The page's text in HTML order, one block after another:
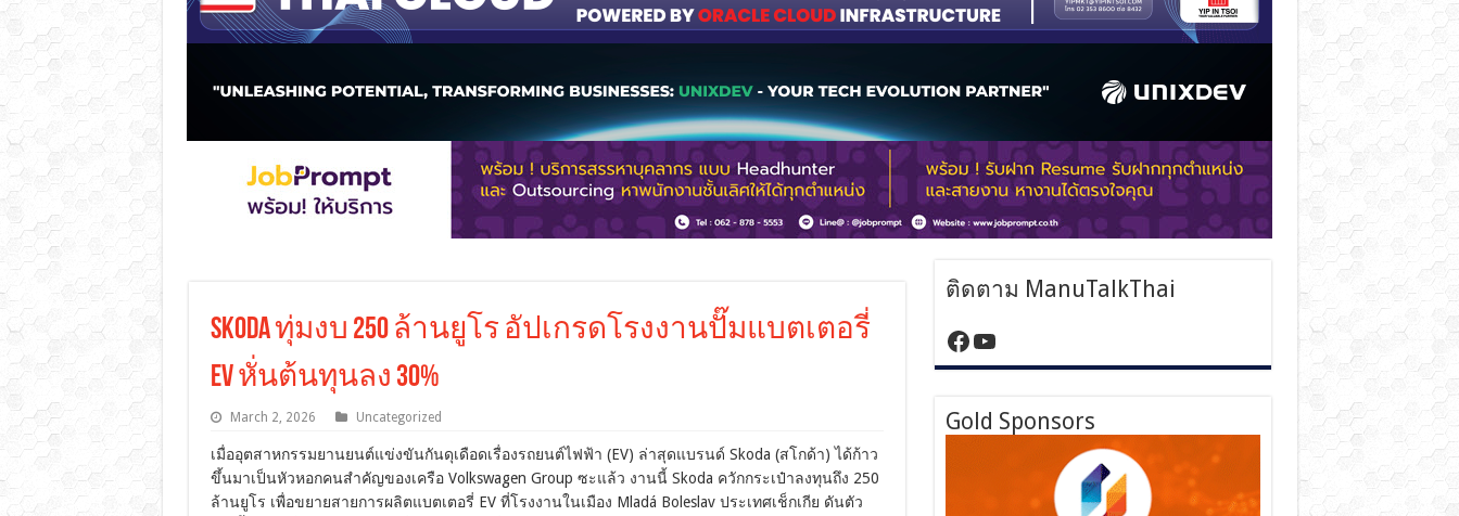
Skoda ทุ่มงบ 250 ล้านยูโร อัปเกรดโรงงานปั๊มแบตเตอรี่
EV หั่นต้นทุนลง 30%
March 2, 2026 Uncategorized
เมื่ออุตสาหกรรมยานยนต์แข่งขันกันดุเดือดเรื่องรถยนต์ไฟฟ้า (EV) ล่าสุดแบรนด์ Skoda (สโกด้า) ได้ก้าว
ขึ้นมาเป็นหัวหอกคนสำคัญของเครือ Volkswagen Group ซะแล้ว งานนี้ Skoda ควักกระเป๋าลงทุนถึง 250
ล้านยูโร เพื่อขยายสายการผลิตแบตเตอรี่ EV ที่โรงงานในเมือง Mladá Boleslav ประเทศเช็กเกีย ดันตัว
ติดตาม ManuTalkThai
https://www.facebook.com/manutalkthai/
YouTube
Gold Sponsors